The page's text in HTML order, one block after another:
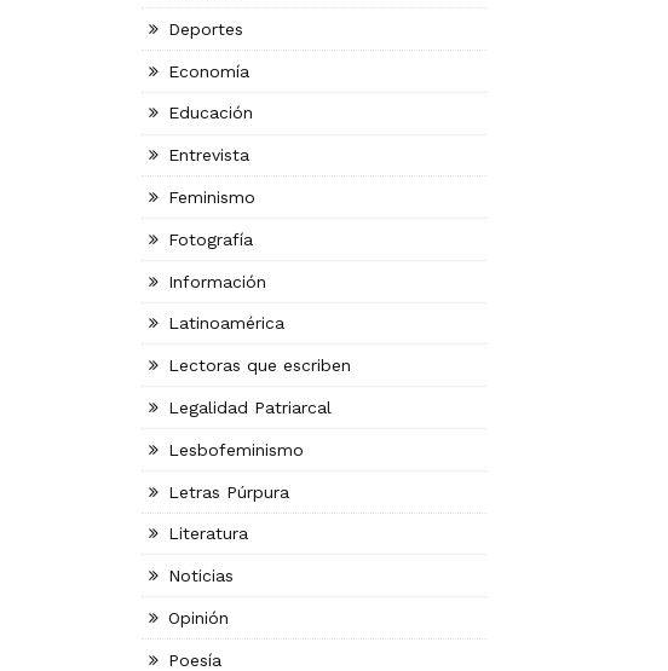
Deportes
Economía
Educación
Entrevista
Feminismo
Fotografía
Información
Latinoamérica
Lectoras que escriben
Legalidad Patriarcal
Lesbofeminismo
Letras Púrpura
Literatura
Noticias
Opinión
Poesía